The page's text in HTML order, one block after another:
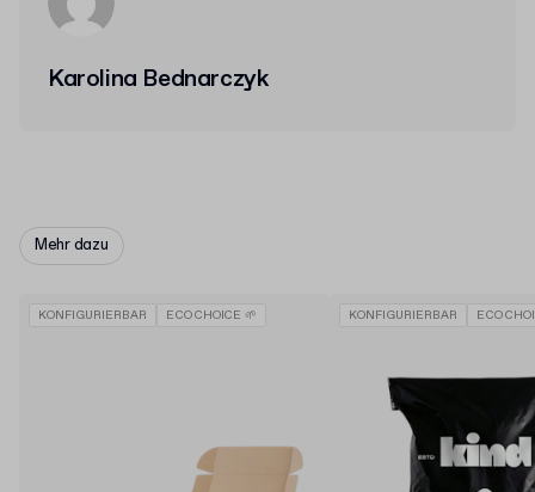
Karolina Bednarczyk
Mehr dazu
KONFIGURIERBAR ECO CHOICE 🌱 KONFIGURIERBAR ECO